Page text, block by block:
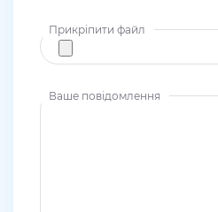
Прикріпити файл
Ваше повідомлення